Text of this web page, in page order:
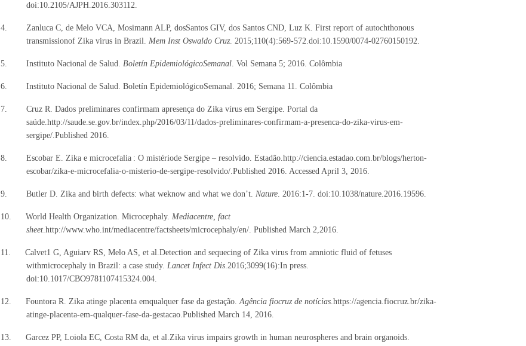
doi:10.2105/AJPH.2016.303112.
4. Zanluca C, de Melo VCA, Mosimann ALP, dosSantos GIV, dos Santos CND, Luz K. First report of autochthonous
transmissionof Zika virus in Brazil. Mem Inst Oswaldo Cruz. 2015;110(4):569-572.doi:10.1590/0074-02760150192.
5. Instituto Nacional de Salud. Boletín EpidemiológicoSemanal . Vol Semana 5; 2016. Colômbia
6. Instituto Nacional de Salud. Boletín EpidemiológicoSemanal. 2016; Semana 11. Colômbia
7. Cruz R. Dados preliminares confirmam apresença do Zika vírus em Sergipe. Portal da
saúde.http://saude.se.gov.br/index.php/2016/03/11/dados-preliminares-confirmam-a-presenca-do-zika-virus-em-
sergipe/.Published 2016.
8. Escobar E. Zika e microcefalia : O mistériode Sergipe – resolvido. Estadão.http://ciencia.estadao.com.br/blogs/herton-
escobar/zika-e-microcefalia-o-misterio-de-sergipe-resolvido/.Published 2016. Accessed April 3, 2016.
9. Butler D. Zika and birth defects: what weknow and what we don’t. Nature . 2016:1-7. doi:10.1038/nature.2016.19596.
10. World Health Organization. Microcephaly. Mediacentre, fact
sheet.http://www.who.int/mediacentre/factsheets/microcephaly/en/. Published March 2,2016.
11. Calvet1 G, Aguiarv RS, Melo AS, et al.Detection and sequecing of Zika virus from amniotic fluid of fetuses
withmicrocephaly in Brazil: a case study. Lancet Infect Dis.2016;3099(16):In press.
doi:10.1017/CBO9781107415324.004.
12. Fountora R. Zika atinge placenta emqualquer fase da gestação. Agência fiocruz de notícias .https://agencia.fiocruz.br/zika-
atinge-placenta-em-qualquer-fase-da-gestacao.Published March 14, 2016.
13. Garcez PP, Loiola EC, Costa RM da, et al.Zika virus impairs growth in human neurospheres and brain organoids.